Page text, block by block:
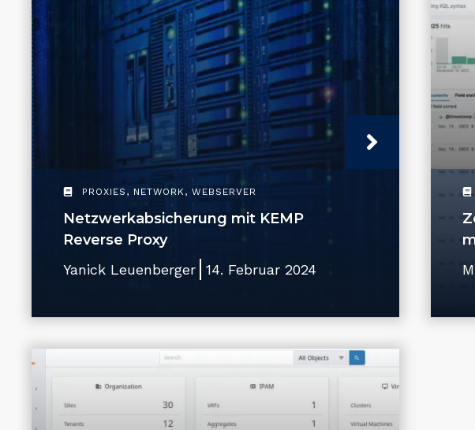
PROXIES , NETWORK ,WEBSERVER
Netzwerkabsicherung mit KEMP
Reverse Proxy
Yanick Leuenberger 14. Februar 2024